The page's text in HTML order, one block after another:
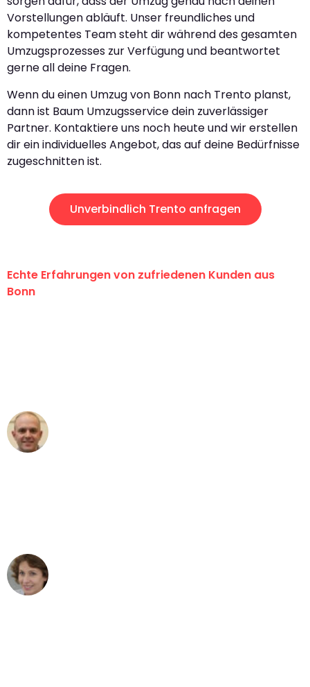
Vorstellungen abläuft. Unser freundliches und
kompetentes Team steht dir während des gesamten
Umzugsprozesses zur Verfügung und beantwortet
gerne all deine Fragen.
Wenn du einen Umzug von Bonn nach Trento planst,
dann ist Baum Umzugsservice dein zuverlässiger
Partner. Kontaktiere uns noch heute und wir erstellen
dir ein individuelles Angebot, das auf deine Bedürfnisse
zugeschnitten ist.
Unverbindlich Trento anfragen
Echte Erfahrungen von zufriedenen Kunden aus
Bonn